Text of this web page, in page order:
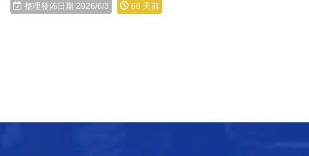
整理發佈日期 2026/6/3 66 天前